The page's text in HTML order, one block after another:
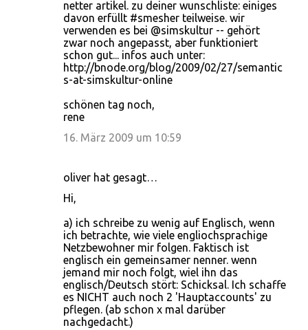
netter artikel. zu deiner wunschliste: einiges
davon erfüllt #smesher teilweise. wir
verwenden es bei @simskultur -- gehört
zwar noch angepasst, aber funktioniert
schon gut... infos auch unter:
http://bnode.org/blog/2009/02/27/semantic
s-at-simskultur-online
schönen tag noch,
rene
16. März 2009 um 10:59
oliver hat gesagt…
Hi,
a) ich schreibe zu wenig auf Englisch, wenn
ich betrachte, wie viele engliochsprachige
Netzbewohner mir folgen. Faktisch ist
englisch ein gemeinsamer nenner. wenn
jemand mir noch folgt, wiel ihn das
englisch/Deutsch stört: Schicksal. Ich schaffe
es NICHT auch noch 2 'Hauptaccounts' zu
pflegen. (ab schon x mal darüber
nachgedacht.)